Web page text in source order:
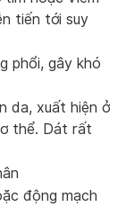
tiến tới suy
phổi, gây khó
da, xuất hiện ở
thể. Dát rất
động mạch